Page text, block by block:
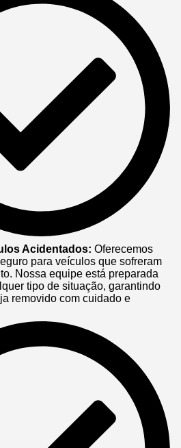
Acidentados: Oferecemos
para veículos que sofreram
Nossa equipe está preparada
tipo de situação, garantindo
removido com cuidado e